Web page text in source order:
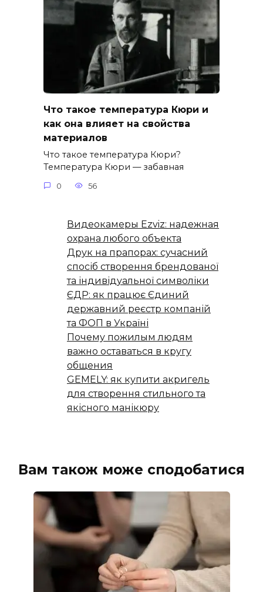
Что такое температура Кюри и
как она влияет на свойства
материалов
Что такое температура Кюри?
Температура Кюри — забавная
0 56
Видеокамеры Ezviz: надежная
охрана любого объекта
Друк на прапорах: сучасний
спосіб створення брендованої
та індивідуальної символіки
ЄДР: як працює Єдиний
державний реєстр компаній
та ФОП в Україні
Почему пожилым людям
важно оставаться в кругу
общения
GEMELY: як купити акригель
для створення стильного та
якісного манікюру
Вам також може сподобатися